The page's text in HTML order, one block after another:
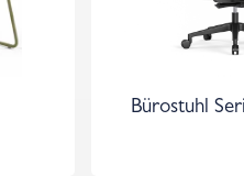
Bürostuhl